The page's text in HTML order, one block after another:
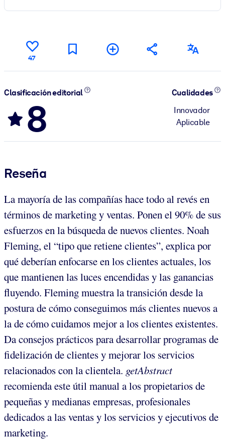
47
Clasificación editorial
8
Cualidades
Innovador
Aplicable
Reseña
La mayoría de las compañías hace todo al revés en
términos de marketing y ventas. Ponen el 90% de sus
esfuerzos en la búsqueda de nuevos clientes. Noah
Fleming, el “tipo que retiene clientes”, explica por
qué deberían enfocarse en los clientes actuales, los
que mantienen las luces encendidas y las ganancias
fluyendo. Fleming muestra la transición desde la
postura de cómo conseguimos más clientes nuevos a
la de cómo cuidamos mejor a los clientes existentes.
Da consejos prácticos para desarrollar programas de
fidelización de clientes y mejorar los servicios
relacionados con la clientela. getAbstract
recomienda este útil manual a los propietarios de
pequeñas y medianas empresas, profesionales
dedicados a las ventas y los servicios y ejecutivos de
marketing.